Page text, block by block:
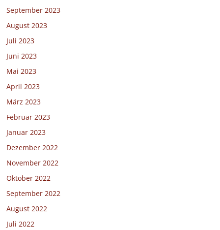
September 2023
August 2023
Juli 2023
Juni 2023
Mai 2023
April 2023
März 2023
Februar 2023
Januar 2023
Dezember 2022
November 2022
Oktober 2022
September 2022
August 2022
Juli 2022